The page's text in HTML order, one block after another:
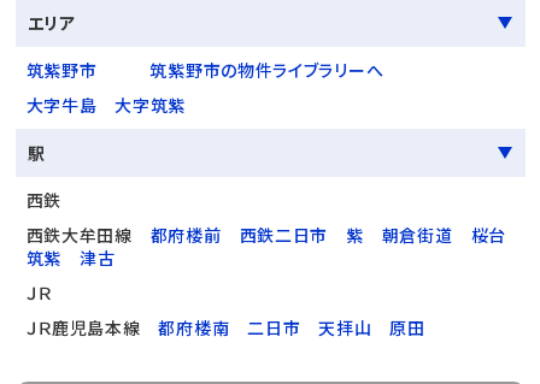
エリア
筑紫野市
筑紫野市の物件ライブラリーへ
大字牛島
大字筑紫
駅
西鉄
西鉄大牟田線
都府楼前 西鉄二日市 紫 朝倉街道
桜台
筑紫
津古
ＪＲ
ＪＲ鹿児島本線
都府楼南 二日市 天拝山 原田